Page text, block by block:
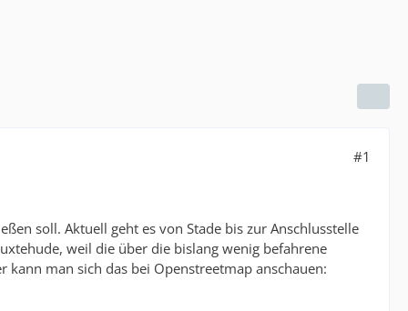
#1
soll. Aktuell geht es von Stade bis zur Anschlusstelle
weil die über die bislang wenig befahrene
man sich das bei Openstreetmap anschauen: